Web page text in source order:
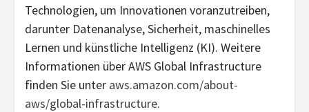
Technologien, um Innovationen voranzutreiben,
darunter Datenanalyse, Sicherheit, maschinelles
Lernen und künstliche Intelligenz (KI). Weitere
Informationen über AWS Global Infrastructure
finden Sie unter aws.amazon.com/about-
aws/global-infrastructure.